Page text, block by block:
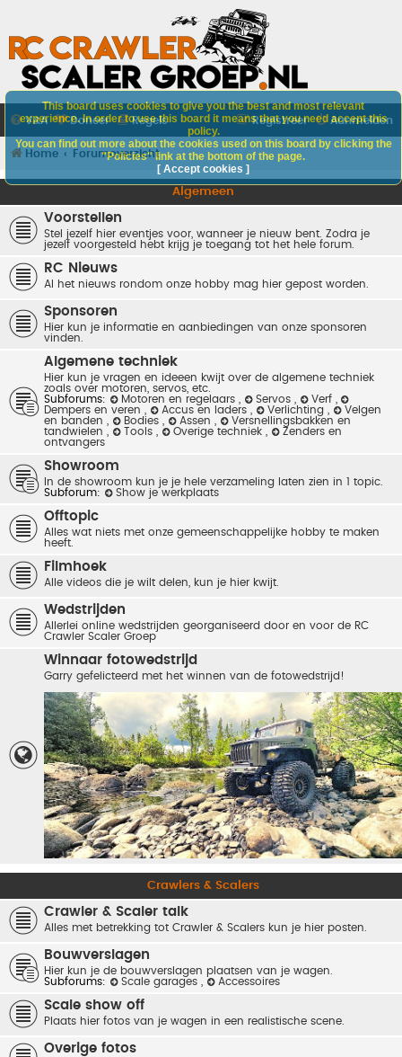
V&A Doneer Regels Aanmelden
Registreer
Home Forumoverzicht
Algemeen
Voorstellen
Stel jezelf hier eventjes voor, wanneer je nieuw bent. Zodra je
jezelf voorgesteld hebt krijg je toegang tot het hele forum.
RC Nieuws
Al het nieuws rondom onze hobby mag hier gepost worden.
Sponsoren
Hier kun je informatie en aanbiedingen van onze sponsoren
vinden.
Algemene techniek
Hier kun je vragen en ideeen kwijt over de algemene techniek
zoals over motoren, servos, etc.
Subforums:
Motoren en regelaars Servos Verf
Dempers en veren
Accus en laders Verlichting
Velgen
en banden
Bodies Assen
Versnellingsbakken en
tandwielen
Tools Overige techniek
Zenders en
ontvangers
Showroom
In de showroom kun je je hele verzameling laten zien in 1 topic.
Subforum:
Show je werkplaats
Offtopic
Alles wat niets met onze gemeenschappelijke hobby te maken
heeft.
Filmhoek
Alle videos die je wilt delen, kun je hier kwijt.
Wedstrijden
Allerlei online wedstrijden georganiseerd door en voor de RC
Crawler Scaler Groep
Winnaar fotowedstrijd
Garry gefelicteerd met het winnen van de fotowedstrijd!
Crawlers & Scalers
Crawler & Scaler talk
Alles met betrekking tot Crawler & Scalers kun je hier posten.
Bouwverslagen
Hier kun je de bouwverslagen plaatsen van je wagen.
Subforums:
Scale garages Accessoires
Scale show off
Plaats hier fotos van je wagen in een realistische scene.
Overige fotos
This board uses cookies to give you the best and most relevant
experience. In order to use this board it means that you need accept this
policy.
You can find out more about the cookies used on this board by clicking the
"Policies" link at the bottom of the page.
[ Accept cookies ]